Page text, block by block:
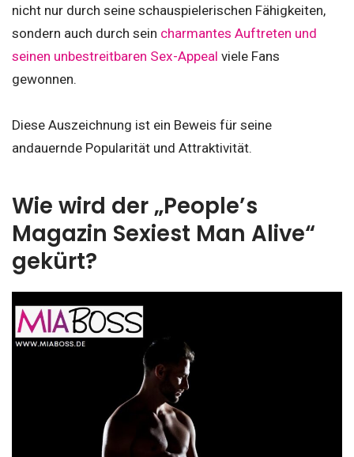
nicht nur durch seine schauspielerischen Fähigkeiten,
sondern auch durch sein charmantes Auftreten und
seinen unbestreitbaren Sex-Appeal viele Fans
gewonnen.
Diese Auszeichnung ist ein Beweis für seine
andauernde Popularität und Attraktivität.
Wie wird der „People’s
Magazin Sexiest Man Alive“
gekürt?